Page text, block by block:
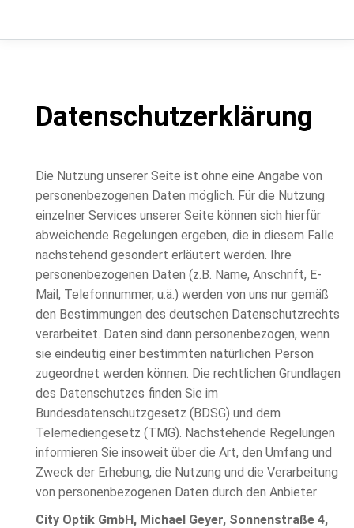
Datenschutzerklärung
Die Nutzung unserer Seite ist ohne eine Angabe von
personenbezogenen Daten möglich. Für die Nutzung
einzelner Services unserer Seite können sich hierfür
abweichende Regelungen ergeben, die in diesem Falle
nachstehend gesondert erläutert werden. Ihre
personenbezogenen Daten (z.B. Name, Anschrift, E-
Mail, Telefonnummer, u.ä.) werden von uns nur gemäß
den Bestimmungen des deutschen Datenschutzrechts
verarbeitet. Daten sind dann personenbezogen, wenn
sie eindeutig einer bestimmten natürlichen Person
zugeordnet werden können. Die rechtlichen Grundlagen
des Datenschutzes finden Sie im
Bundesdatenschutzgesetz (BDSG) und dem
Telemediengesetz (TMG). Nachstehende Regelungen
informieren Sie insoweit über die Art, den Umfang und
Zweck der Erhebung, die Nutzung und die Verarbeitung
von personenbezogenen Daten durch den Anbieter
City Optik GmbH, Michael Geyer, Sonnenstraße 4,